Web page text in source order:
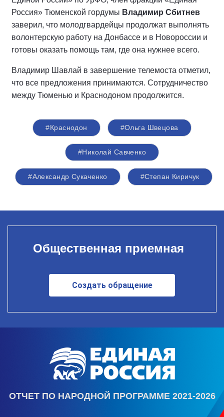
Россия» Тюменской гордумы Владимир Сбитнев
заверил, что молодгвардейцы продолжат выполнять
волонтерскую работу на Донбассе и в Новороссии и
готовы оказать помощь там, где она нужнее всего.
Владимир Шавлай в завершение телемоста отметил,
что все предложения принимаются. Сотрудничество
между Тюменью и Краснодоном продолжится.
#Краснодон #Ольга Швецова
#Николай Савченко
#Александр Сукаченко #Степан Киричук
Общественная приемная
Создать обращение
ОТЧЕТ ПО НАРОДНОЙ ПРОГРАММЕ 2021-2026